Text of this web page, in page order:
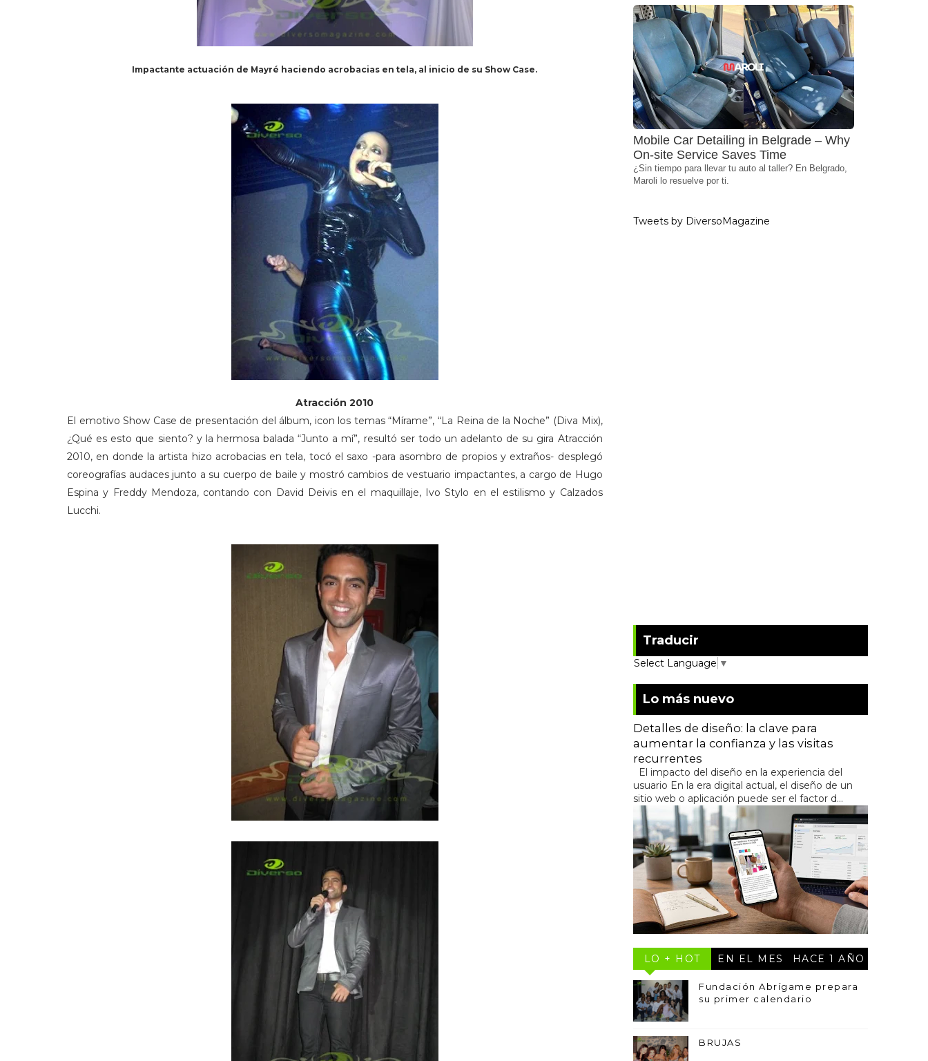
Impactante actuación de Mayré haciendo acrobacias en tela, al inicio de su Show Case.
Atracción 2010
El emotivo Show Case de presentación del álbum, icon los temas “Mírame”, “La Reina de la Noche” (Diva Mix),
¿Qué es esto que siento? y la hermosa balada “Junto a mí”, resultó ser todo un adelanto de su gira Atracción
2010, en donde la artista hizo acrobacias en tela, tocó el saxo -para asombro de propios y extraños- desplegó
coreografías audaces junto a su cuerpo de baile y mostró cambios de vestuario impactantes, a cargo de Hugo
Espina y Freddy Mendoza, contando con David Deivis en el maquillaje, Ivo Stylo en el estilismo y Calzados
Lucchi.
Mobile Car Detailing in Belgrade – Why
On-site Service Saves Time
¿Sin tiempo para llevar tu auto al taller? En Belgrado,
Maroli lo resuelve por ti.
Tweets by DiversoMagazine
Traducir
Select Language ▼
Lo más nuevo
Detalles de diseño: la clave para
aumentar la confianza y las visitas
recurrentes
El impacto del diseño en la experiencia del
usuario En la era digital actual, el diseño de un
sitio web o aplicación puede ser el factor d...
LO + HOT EN EL MES HACE 1 AÑO
Fundación Abrígame prepara
su primer calendario
BRUJAS